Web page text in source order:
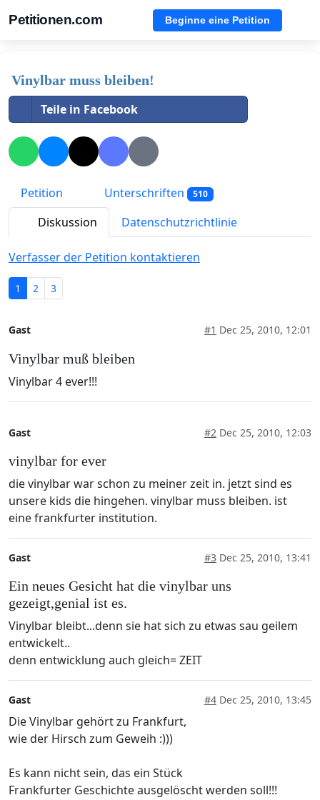
Petitionen.com Beginne eine Petition
Vinylbar muss bleiben!
Teile in Facebook
Petition Unterschriften 510
Diskussion Datenschutzrichtlinie
Verfasser der Petition kontaktieren
1 2 3
Gast #1 Dec 25, 2010, 12:01
Vinylbar muß bleiben
Vinylbar 4 ever!!!
Gast #2 Dec 25, 2010, 12:03
vinylbar for ever
die vinylbar war schon zu meiner zeit in. jetzt sind es
unsere kids die hingehen. vinylbar muss bleiben. ist
eine frankfurter institution.
Gast #3 Dec 25, 2010, 13:41
Ein neues Gesicht hat die vinylbar uns
gezeigt,genial ist es.
Vinylbar bleibt...denn sie hat sich zu etwas sau geilem
entwickelt..
denn entwicklung auch gleich= ZEIT
Gast #4 Dec 25, 2010, 13:45
Die Vinylbar gehört zu Frankfurt,
wie der Hirsch zum Geweih :)))
Es kann nicht sein, das ein Stück
Frankfurter Geschichte ausgelöscht werden soll!!!